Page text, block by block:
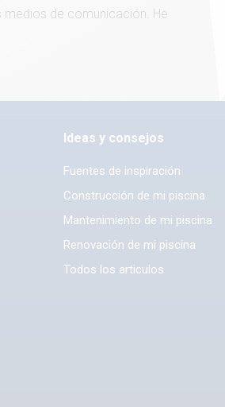
de comunicación. He
Ideas y consejos
Fuentes de inspiración
Construcción de mi piscina
Mantenimiento de mi piscina
Renovación de mi piscina
Todos los articulos